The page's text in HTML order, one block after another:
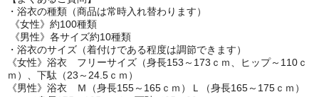
・浴衣の種類（商品は常時入れ替わります）
《女性》約100種類
《男性》各サイズ約10種類
・浴衣のサイズ（着付けである程度は調節できます）
《女性》浴衣 フリーサイズ（身長153～173ｃｍ、ヒップ～110ｃ
ｍ）、下駄（23～24.5ｃｍ）
《男性》浴衣 Ｍ（身長155～165ｃｍ）Ｌ（身長165～175ｃｍ）